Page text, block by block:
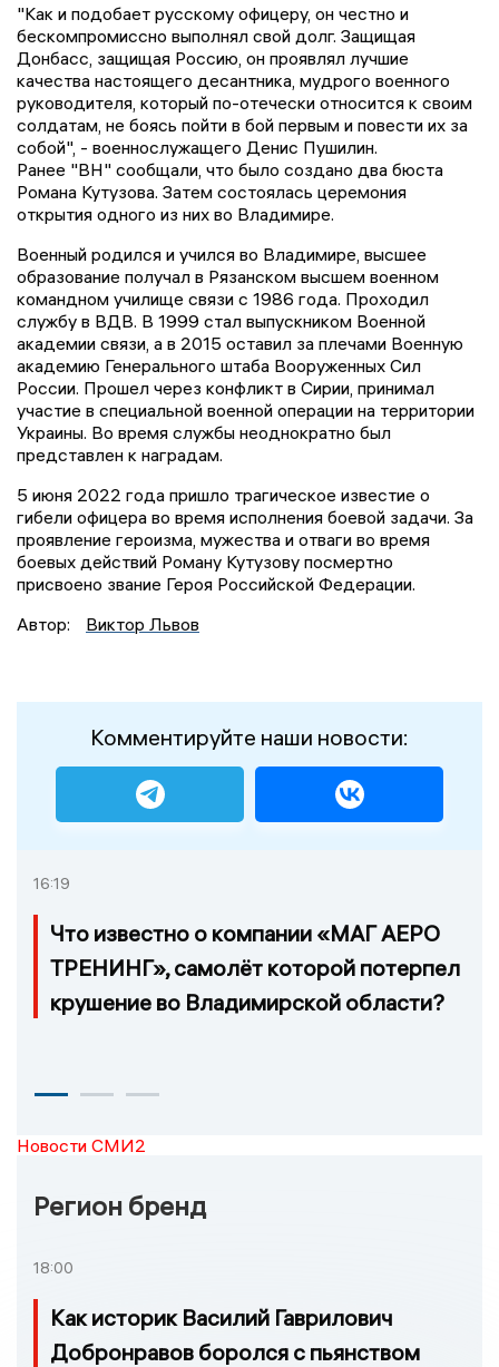
"Как и подобает русскому офицеру, он честно и
бескомпромиссно выполнял свой долг. Защищая
Донбасс, защищая Россию, он проявлял лучшие
качества настоящего десантника, мудрого военного
руководителя, который по-отечески относится к своим
солдатам, не боясь пойти в бой первым и повести их за
собой", - военнослужащего Денис Пушилин.
Ранее "ВН" сообщали, что было создано два бюста
Романа Кутузова. Затем состоялась церемония
открытия одного из них во Владимире.
Военный родился и учился во Владимире, высшее
образование получал в Рязанском высшем военном
командном училище связи с 1986 года. Проходил
службу в ВДВ. В 1999 стал выпускником Военной
академии связи, а в 2015 оставил за плечами Военную
академию Генерального штаба Вооруженных Сил
России. Прошел через конфликт в Сирии, принимал
участие в специальной военной операции на территории
Украины. Во время службы неоднократно был
представлен к наградам.
5 июня 2022 года пришло трагическое известие о
гибели офицера во время исполнения боевой задачи. За
проявление героизма, мужества и отваги во время
боевых действий Роману Кутузову посмертно
присвоено звание Героя Российской Федерации.
Автор:
Виктор Львов
Комментируйте наши новости:
16:19
Что известно о компании «МАГ АЕРО
ТРЕНИНГ», самолёт которой потерпел
крушение во Владимирской области?
Новости СМИ2
Регион бренд
18:00
Как историк Василий Гаврилович
Добронравов боролся с пьянством